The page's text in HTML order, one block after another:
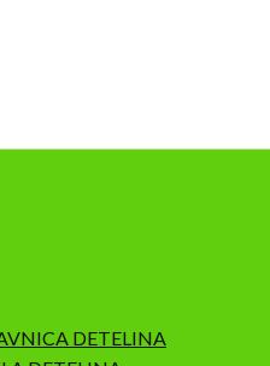
DETELINA